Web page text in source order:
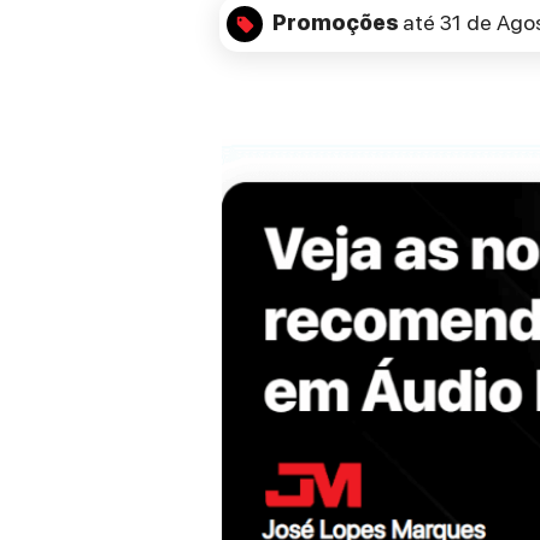
Promoções até 31 de